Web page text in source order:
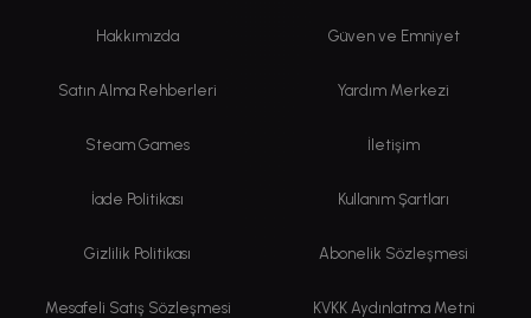
Hakkımızda Güven ve Emniyet
Satın Alma Rehberleri Yardım Merkezi
Steam Games İletişim
İade Politikası Kullanım Şartları
Gizlilik Politikası Abonelik Sözleşmesi
Mesafeli Satış Sözleşmesi KVKK Aydınlatma Metni